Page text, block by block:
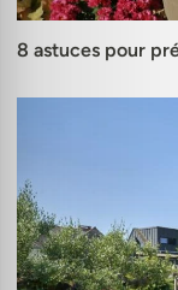
8 astuces pour